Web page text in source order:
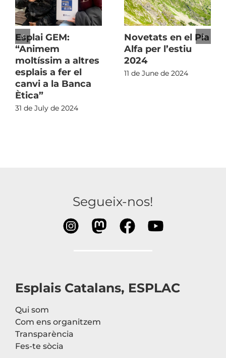
Esplai GEM:
“Animem
moltíssim a altres
esplais a fer el
canvi a la Banca
Ètica”
31 de July de 2024
Novetats en el Pla
Alfa per l’estiu
2024
11 de June de 2024
Segueix-nos!
Esplais Catalans, ESPLAC
Qui som
Com ens organitzem
Transparència
Fes-te sòcia